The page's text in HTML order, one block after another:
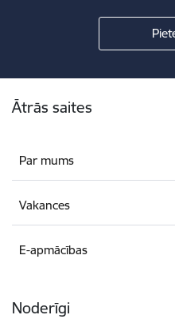
Ātrās saites
Par mums
Vakances
E-apmācības
Noderīgi